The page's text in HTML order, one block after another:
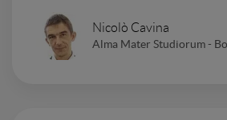
Nicolò Cavina
Alma Mater Studiorum -